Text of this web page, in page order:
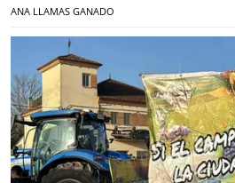
ANA LLAMAS GANADO